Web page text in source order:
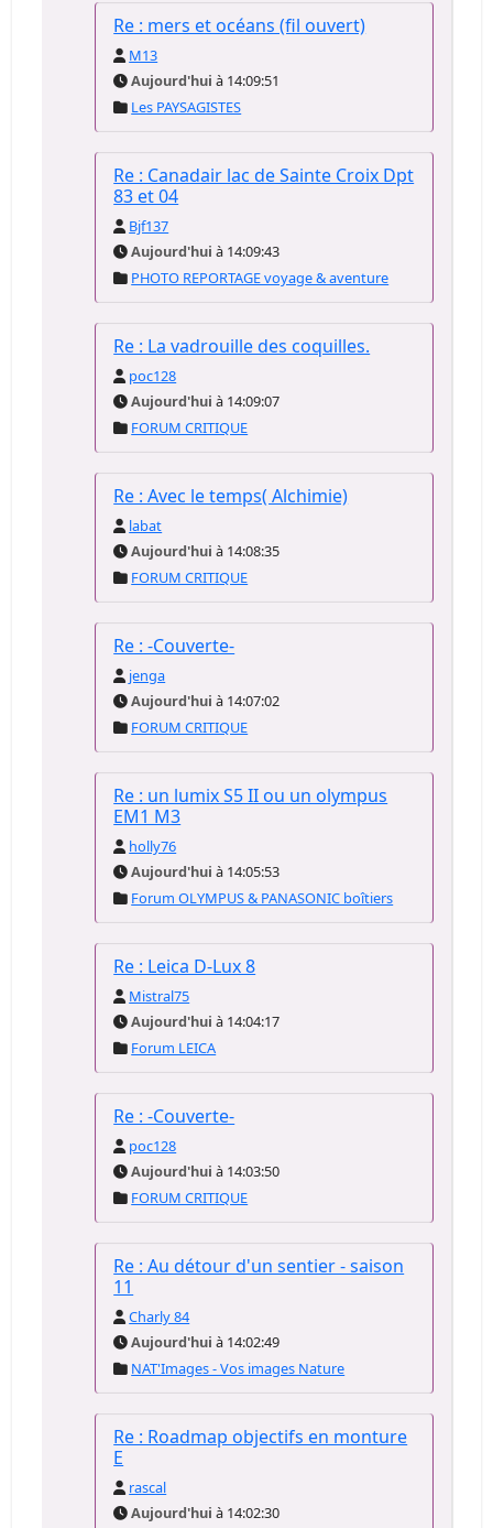
Re : mers et océans (fil ouvert)
M13
Aujourd'hui à 14:09:51
Les PAYSAGISTES
Re : Canadair lac de Sainte Croix Dpt
83 et 04
Bjf137
Aujourd'hui à 14:09:43
PHOTO REPORTAGE voyage & aventure
Re : La vadrouille des coquilles.
poc128
Aujourd'hui à 14:09:07
FORUM CRITIQUE
Re : Avec le temps( Alchimie)
labat
Aujourd'hui à 14:08:35
FORUM CRITIQUE
Re : -Couverte-
jenga
Aujourd'hui à 14:07:02
FORUM CRITIQUE
Re : un lumix S5 II ou un olympus
EM1 M3
holly76
Aujourd'hui à 14:05:53
Forum OLYMPUS & PANASONIC boîtiers
Re : Leica D-Lux 8
Mistral75
Aujourd'hui à 14:04:17
Forum LEICA
Re : -Couverte-
poc128
Aujourd'hui à 14:03:50
FORUM CRITIQUE
Re : Au détour d'un sentier - saison
11
Charly 84
Aujourd'hui à 14:02:49
NAT'Images - Vos images Nature
Re : Roadmap objectifs en monture
E
rascal
Aujourd'hui à 14:02:30